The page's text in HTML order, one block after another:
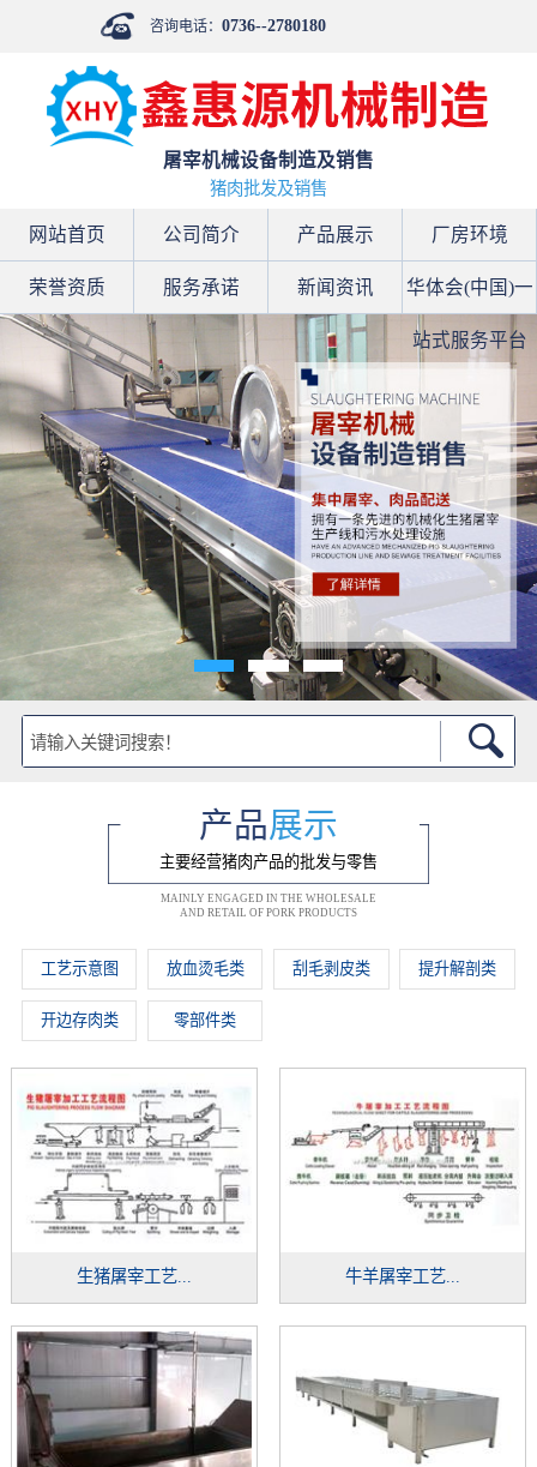
咨询电话：0736--2780180
屠宰机械设备制造及销售
猪肉批发及销售
网站首页 公司简介 产品展示 厂房环境
荣誉资质 服务承诺 新闻资讯 华体会(中国)一
站式服务平台
产品展示
主要经营猪肉产品的批发与零售
MAINLY ENGAGED IN THE WHOLESALE
AND RETAIL OF PORK PRODUCTS
工艺示意图 放血烫毛类 刮毛剥皮类 提升解剖类
开边存肉类 零部件类
生猪屠宰工艺... 牛羊屠宰工艺...